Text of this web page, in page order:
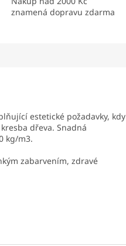
znamená dopravu zdarma
estetické požadavky, kdy
dřeva. Snadná
kg/m3.
zabarvením, zdravé